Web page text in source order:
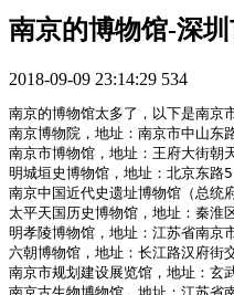
南京的博物馆-深
2018-09-09 23:14:29 534
南京的博物馆太多了，以下是南京
南京博物院，地址：南京市中山东
南京市博物馆，地址：王府大街朝
明城垣史博物馆，地址：北京东路
南京中国近代史遗址博物馆（总统
太平天国历史博物馆，地址：秦
明孝陵博物馆，地址：江苏省南
六朝博物馆，地址：长江路汉府
南京市规划建设展览馆，地址：玄